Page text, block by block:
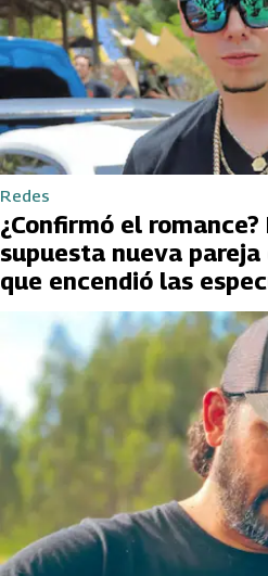
Redes
¿Confirmó el
supuesta nueva pareja
que encendió las